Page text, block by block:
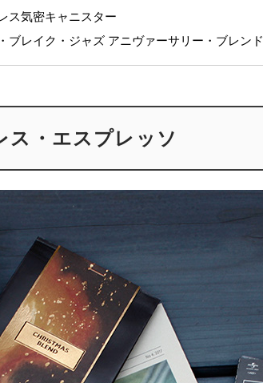
ス気密キャニスター
ブレイク・ジャズ アニヴァーサリー・ブレンド
・エスプレッソ